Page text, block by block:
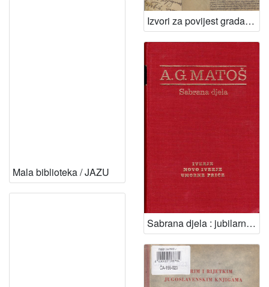
Izvori za povijest grada Varaždina = [Fontes historiam civitatis Varasdiensis spectantes] / [urednici Damir Hrelja, Vladimir Huzjan, Karmen Levanić]
Sabrana djela : jubilarno izdanje o stogodišnjici rođenja / Antun Gustav Matoš
Mala biblioteka / JAZU